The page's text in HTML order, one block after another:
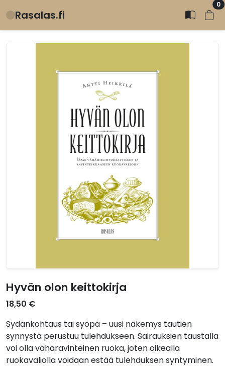
Rasalas.fi
0
Hyvän olon keittokirja
18,50 €
Sydänkohtaus tai syöpä – uusi näkemys tautien
synnystä perustuu tulehdukseen. Sairauksien taustalla
voi olla vähäravinteinen ruoka, joten oikealla
ruokavaliolla voidaan estää tulehduksen syntyminen.